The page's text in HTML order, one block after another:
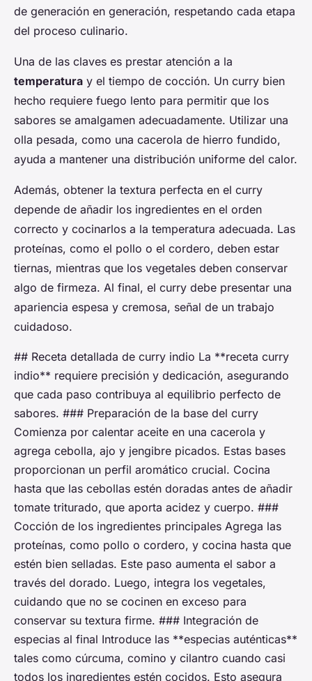
de generación en generación, respetando cada etapa
del proceso culinario.
Una de las claves es prestar atención a la
temperatura y el tiempo de cocción. Un curry bien
hecho requiere fuego lento para permitir que los
sabores se amalgamen adecuadamente. Utilizar una
olla pesada, como una cacerola de hierro fundido,
ayuda a mantener una distribución uniforme del calor.
Además, obtener la textura perfecta en el curry
depende de añadir los ingredientes en el orden
correcto y cocinarlos a la temperatura adecuada. Las
proteínas, como el pollo o el cordero, deben estar
tiernas, mientras que los vegetales deben conservar
algo de firmeza. Al final, el curry debe presentar una
apariencia espesa y cremosa, señal de un trabajo
cuidadoso.
## Receta detallada de curry indio La **receta curry
indio** requiere precisión y dedicación, asegurando
que cada paso contribuya al equilibrio perfecto de
sabores. ### Preparación de la base del curry
Comienza por calentar aceite en una cacerola y
agrega cebolla, ajo y jengibre picados. Estas bases
proporcionan un perfil aromático crucial. Cocina
hasta que las cebollas estén doradas antes de añadir
tomate triturado, que aporta acidez y cuerpo. ###
Cocción de los ingredientes principales Agrega las
proteínas, como pollo o cordero, y cocina hasta que
estén bien selladas. Este paso aumenta el sabor a
través del dorado. Luego, integra los vegetales,
cuidando que no se cocinen en exceso para
conservar su textura firme. ### Integración de
especias al final Introduce las **especias auténticas**
tales como cúrcuma, comino y cilantro cuando casi
todos los ingredientes estén cocidos. Esto asegura